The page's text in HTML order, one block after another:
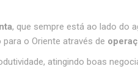
, que sempre está ao lado do
o Oriente através de
atingindo boas